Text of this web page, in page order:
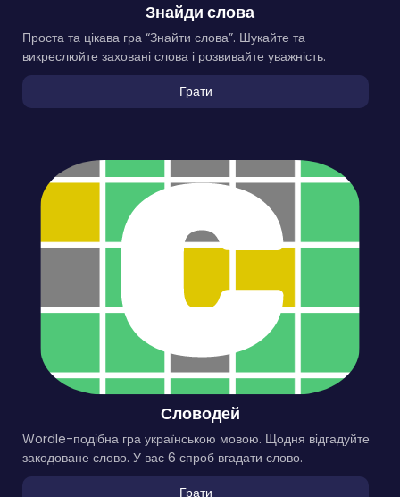
Знайди слова
Проста та цікава гра “Знайти слова”. Шукайте та
викреслюйте заховані слова і розвивайте уважність.
Грати
Словодей
Wordle-подібна гра українською мовою. Щодня відгадуйте
закодоване слово. У вас 6 спроб вгадати слово.
Грати